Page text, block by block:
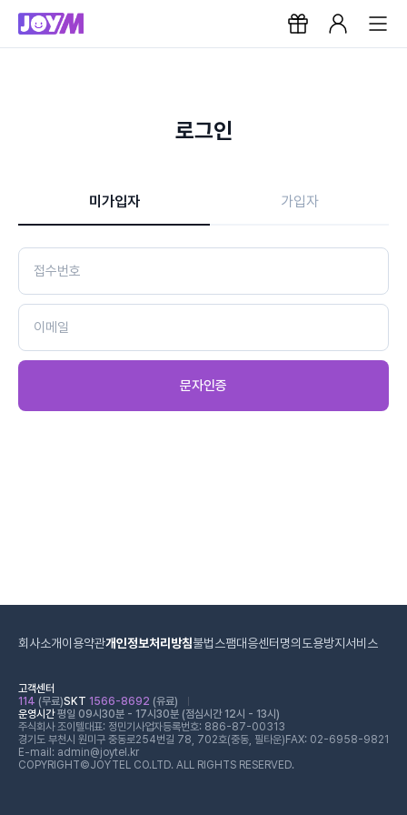
로그인
미가입자 가입자
문자인증
회사소개이용약관개인정보처리방침불법스팸대응센터 명의도용방지서비스
고객센터
114 (무료)SKT 1566-8692 (유료)
운영시간평일 09시30분 - 17시30분 (점심시간 12시 - 13시)
주식회사 조이텔대표: 정민기 사업자등록번호: 886-87-00313
경기도 부천시 원미구 중동로254번길 78, 702호(중동, 필타운) FAX: 02-6958-9821
E-mail: admin@joytel.kr
COPYRIGHT©JOYTEL CO.LTD. ALL RIGHTS RESERVED.